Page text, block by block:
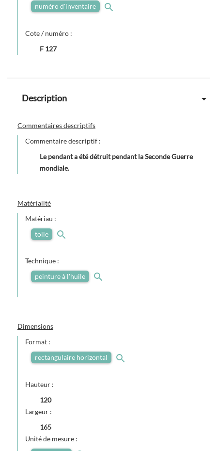
numéro d'inventaire
Cote / numéro :
F 127
Description
Commentaires descriptifs
Commentaire descriptif :
Le pendant a été détruit pendant la Seconde Guerre
mondiale.
Matérialité
Matériau :
toile
Technique :
peinture à l'huile
Dimensions
Format :
rectangulaire horizontal
Hauteur :
120
Largeur :
165
Unité de mesure :